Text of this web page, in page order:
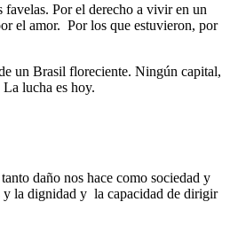
favelas. Por el derecho a vivir en un
el amor. Por los que estuvieron, por
un Brasil floreciente. Ningún capital,
lucha es hoy.
daño nos hace como sociedad y
y la dignidad y la capacidad de dirigir